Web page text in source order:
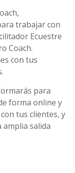
trabajar con
Ecuestre
Coach.
con tus
para
forma online y
tus clientes, y
salida